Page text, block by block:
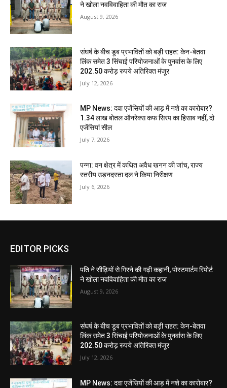
ने खोला नवविवाहिता की मौत का राज
August 9, 2026
संघर्ष के बीच डूब प्रभावितों को बड़ी राहत: केन-बेतवा
लिंक समेत 3 सिंचाई परियोजनाओं के पुनर्वास के लिए
202.50 करोड़ रुपये अतिरिक्त मंजूर
July 12, 2026
MP News: दवा एजेंसियों की आड़ में नशे का कारोबार?
1.34 लाख बोतल ऑनरेक्स कफ सिरप का हिसाब नहीं, दो
एजेंसियां सील
July 7, 2026
पन्ना: वन क्षेत्र में कथित अवैध खनन की जांच, राज्य
स्तरीय उड़नदस्ता दल ने किया निरीक्षण
July 6, 2026
EDITOR PICKS
पति ने सीढ़ियों से गिरने की गढ़ी कहानी, पोस्टमार्टम रिपोर्ट
ने खोला नवविवाहिता की मौत का राज
August 9, 2026
संघर्ष के बीच डूब प्रभावितों को बड़ी राहत: केन-बेतवा
लिंक समेत 3 सिंचाई परियोजनाओं के पुनर्वास के लिए
202.50 करोड़ रुपये अतिरिक्त मंजूर
July 12, 2026
MP News: दवा एजेंसियों की आड़ में नशे का कारोबार?